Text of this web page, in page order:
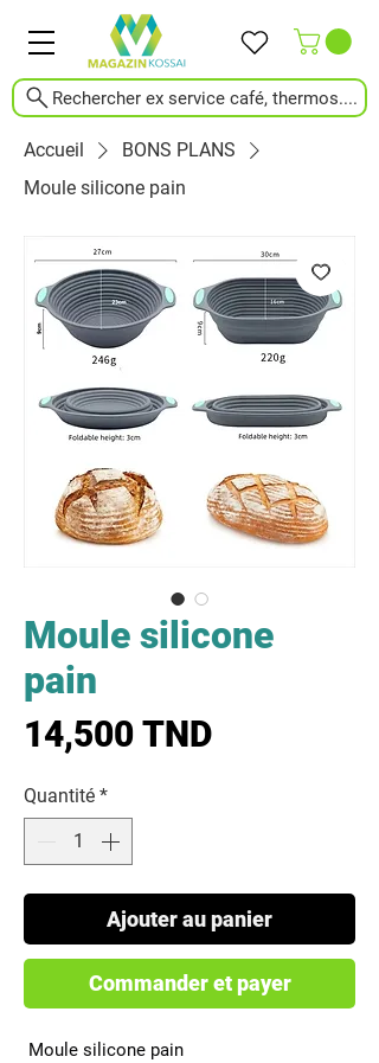
Rechercher ex service café, thermos....
Accueil
BONS PLANS
Moule silicone pain
Moule silicone
pain
14,500 TNDPrix
Quantité *
Ajouter au panier
Commander et payer
Moule silicone pain